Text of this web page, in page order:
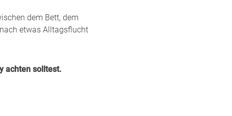
- Stillstreik
dem Bett, dem
etwas Alltagsflucht
achten solltest.